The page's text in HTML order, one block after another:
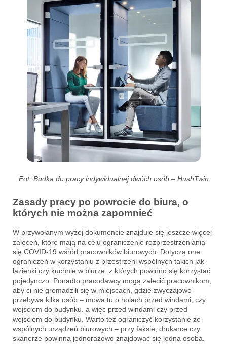
Fot. Budka do pracy indywidualnej dwóch osób – HushTwin
Zasady pracy po powrocie do biura, o
których nie można zapomnieć
W przywołanym wyżej dokumencie znajduje się jeszcze więcej
zaleceń, które mają na celu ograniczenie rozprzestrzeniania
się COVID-19 wśród pracowników biurowych. Dotyczą one
ograniczeń w korzystaniu z przestrzeni wspólnych takich jak
łazienki czy kuchnie w biurze, z których powinno się korzystać
pojedynczo. Ponadto pracodawcy mogą zalecić pracownikom,
aby ci nie gromadzili się w miejscach, gdzie zwyczajowo
przebywa kilka osób – mowa tu o holach przed windami, czy
wejściem do budynku. a więc przed windami czy przed
wejściem do budynku. Warto też ograniczyć korzystanie ze
wspólnych urządzeń biurowych – przy faksie, drukarce czy
skanerze powinna jednorazowo znajdować się jedna osoba.